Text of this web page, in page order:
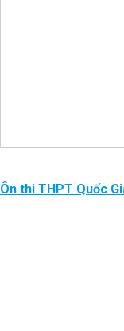
Ôn thi THPT Quốc